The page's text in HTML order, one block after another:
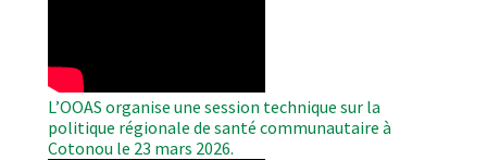
L’OOAS organise une session technique sur la
politique régionale de santé communautaire à
Cotonou le 23 mars 2026.